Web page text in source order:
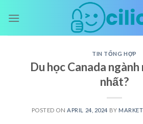
TIN TỔNG HỢP
Du học Canada
nhất?
POSTED ON APRIL 24, 2024 BY